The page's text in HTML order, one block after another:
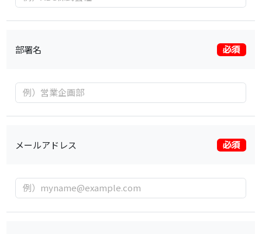
部署名 必須
メールアドレス 必須